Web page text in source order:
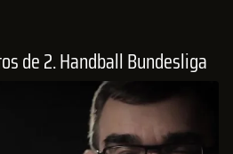
de 2. Handball Bundesliga